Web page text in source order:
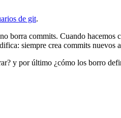
de git.
commits. Cuando hacemos
siempre crea commits nuevos
y por último ¿cómo los borro